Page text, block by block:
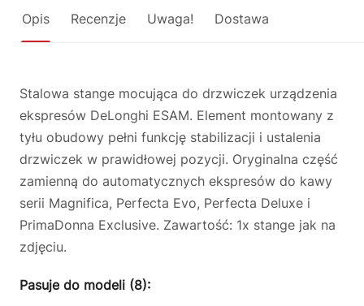
Opis Recenzje Uwaga! Dostawa
Stalowa stange mocująca do drzwiczek urządzenia
ekspresów DeLonghi ESAM. Element montowany z
tyłu obudowy pełni funkcję stabilizacji i ustalenia
drzwiczek w prawidłowej pozycji. Oryginalna część
zamienną do automatycznych ekspresów do kawy
serii Magnifica, Perfecta Evo, Perfecta Deluxe i
PrimaDonna Exclusive. Zawartość: 1x stange jak na
zdjęciu.
Pasuje do modeli (8):